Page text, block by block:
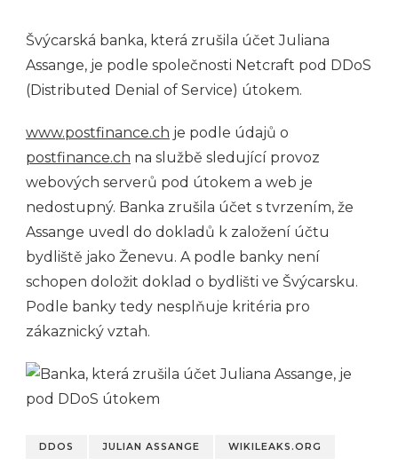
Švýcarská banka, která zrušila účet Juliana
Assange, je podle společnosti Netcraft pod DDoS
(Distributed Denial of Service) útokem.
www.postfinance.ch je podle údajů o
postfinance.ch na službě sledující provoz
webových serverů pod útokem a web je
nedostupný. Banka zrušila účet s tvrzením, že
Assange uvedl do dokladů k založení účtu
bydliště jako Ženevu. A podle banky není
schopen doložit doklad o bydlišti ve Švýcarsku.
Podle banky tedy nesplňuje kritéria pro
zákaznický vztah.
DDOS JULIAN ASSANGE WIKILEAKS.ORG